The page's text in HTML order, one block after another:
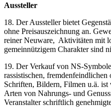
Aussteller
18. Der Aussteller bietet
ohne Preisauszeichnung an.
reiner Neuware, Aktivitäten mit
gemeinnützigem Charakter sind
19. Der Verkauf von NS-
rassistischen, fremdenfeindlichen
Schriften, Bildern, Filmen u.ä.
Arten von Nahrungs- und
Veranstalter schriftlich